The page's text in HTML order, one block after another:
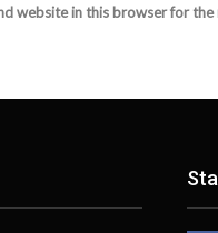
website in this browser for